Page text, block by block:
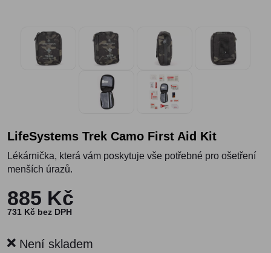
LifeSystems Trek Camo First Aid Kit
Lékárnička, která vám poskytuje vše potřebné pro ošetření
menších úrazů.
885 Kč
731 Kč bez DPH
Není skladem